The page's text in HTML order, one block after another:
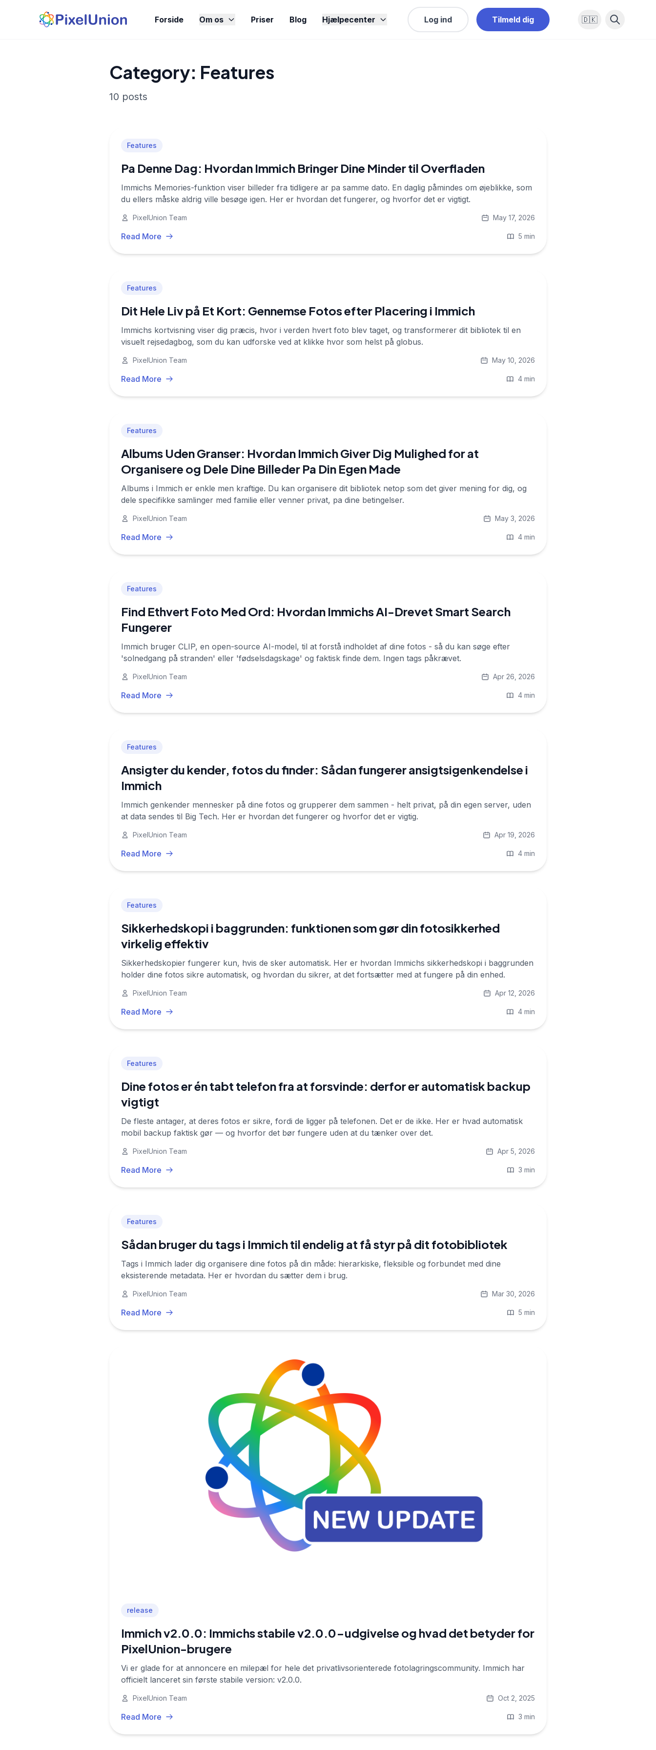
Forside Om os Priser Blog Hjælpecenter Log ind Tilmeld dig 🇩🇰
Category: Features
10 posts
Features
Pa Denne Dag: Hvordan Immich Bringer Dine Minder til Overfladen
Immichs Memories-funktion viser billeder fra tidligere ar pa samme dato. En daglig påmindes om øjeblikke, som
du ellers måske aldrig ville besøge igen. Her er hvordan det fungerer, og hvorfor det er vigtigt.
PixelUnion Team May 17, 2026
Read More 5 min
Features
Dit Hele Liv på Et Kort: Gennemse Fotos efter Placering i Immich
Immichs kortvisning viser dig præcis, hvor i verden hvert foto blev taget, og transformerer dit bibliotek til en
visuelt rejsedagbog, som du kan udforske ved at klikke hvor som helst på globus.
PixelUnion Team May 10, 2026
Read More 4 min
Features
Albums Uden Granser: Hvordan Immich Giver Dig Mulighed for at
Organisere og Dele Dine Billeder Pa Din Egen Made
Albums i Immich er enkle men kraftige. Du kan organisere dit bibliotek netop som det giver mening for dig, og
dele specifikke samlinger med familie eller venner privat, pa dine betingelser.
PixelUnion Team May 3, 2026
Read More 4 min
Features
Find Ethvert Foto Med Ord: Hvordan Immichs AI-Drevet Smart Search
Fungerer
Immich bruger CLIP, en open-source AI-model, til at forstå indholdet af dine fotos - så du kan søge efter
'solnedgang på stranden' eller 'fødselsdagskage' og faktisk finde dem. Ingen tags påkrævet.
PixelUnion Team Apr 26, 2026
Read More 4 min
Features
Ansigter du kender, fotos du finder: Sådan fungerer ansigtsigenkendelse i
Immich
Immich genkender mennesker på dine fotos og grupperer dem sammen - helt privat, på din egen server, uden
at data sendes til Big Tech. Her er hvordan det fungerer og hvorfor det er vigtig.
PixelUnion Team Apr 19, 2026
Read More 4 min
Features
Sikkerhedskopi i baggrunden: funktionen som gør din fotosikkerhed
virkelig effektiv
Sikkerhedskopier fungerer kun, hvis de sker automatisk. Her er hvordan Immichs sikkerhedskopi i baggrunden
holder dine fotos sikre automatisk, og hvordan du sikrer, at det fortsætter med at fungere på din enhed.
PixelUnion Team Apr 12, 2026
Read More 4 min
Features
Dine fotos er én tabt telefon fra at forsvinde: derfor er automatisk backup
vigtigt
De fleste antager, at deres fotos er sikre, fordi de ligger på telefonen. Det er de ikke. Her er hvad automatisk
mobil backup faktisk gør — og hvorfor det bør fungere uden at du tænker over det.
PixelUnion Team Apr 5, 2026
Read More 3 min
Features
Sådan bruger du tags i Immich til endelig at få styr på dit fotobibliotek
Tags i Immich lader dig organisere dine fotos på din måde: hierarkiske, fleksible og forbundet med dine
eksisterende metadata. Her er hvordan du sætter dem i brug.
PixelUnion Team Mar 30, 2026
Read More 5 min
release
Immich v2.0.0: Immichs stabile v2.0.0-udgivelse og hvad det betyder for
PixelUnion-brugere
Vi er glade for at annoncere en milepæl for hele det privatlivsorienterede fotolagringscommunity. Immich har
officielt lanceret sin første stabile version: v2.0.0.
PixelUnion Team Oct 2, 2025
Read More 3 min